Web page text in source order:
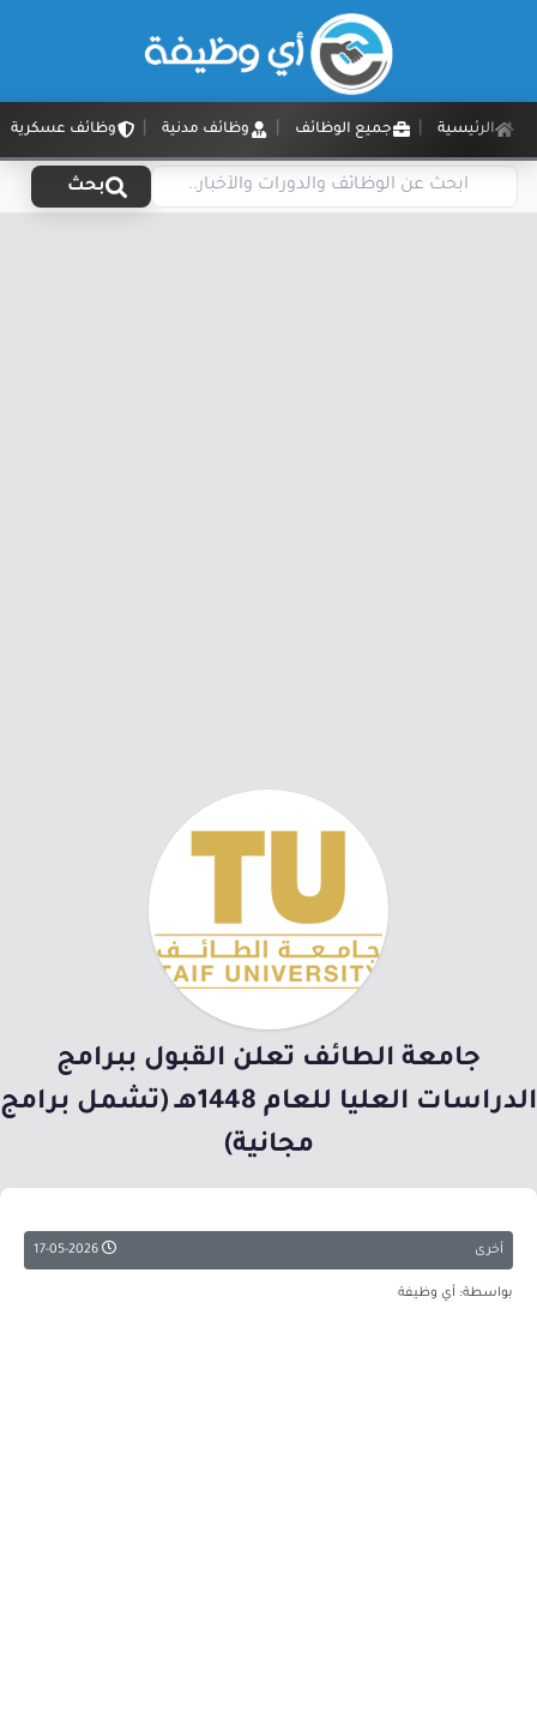
الرئيسية جميع الوظائف وظائف مدنية وظائف عسكرية
بحث
جامعة الطائف تعلن القبول ببرامج
الدراسات العليا للعام 1448هـ (تشمل برامج
مجانية)
أخرى
بواسطة: أي وظيفة